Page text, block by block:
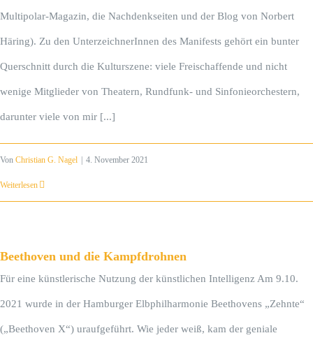
Multipolar-Magazin, die Nachdenkseiten und der Blog von Norbert
Häring). Zu den UnterzeichnerInnen des Manifests gehört ein bunter
Querschnitt durch die Kulturszene: viele Freischaffende und nicht
wenige Mitglieder von Theatern, Rundfunk- und Sinfonieorchestern,
darunter viele von mir [...]
Von Christian G. Nagel | 4. November 2021
Weiterlesen
Beethoven und die Kampfdrohnen
Für eine künstlerische Nutzung der künstlichen Intelligenz Am 9.10.
2021 wurde in der Hamburger Elbphilharmonie Beethovens „Zehnte“
(„Beethoven X“) uraufgeführt. Wie jeder weiß, kam der geniale